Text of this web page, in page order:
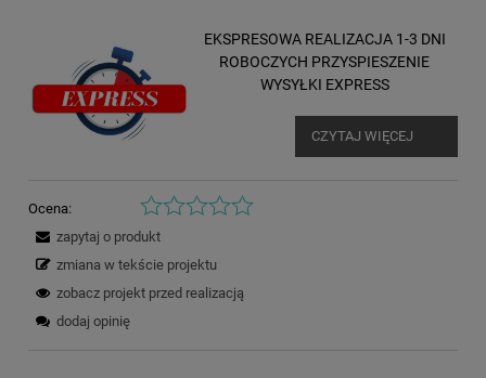
EKSPRESOWA REALIZACJA 1-3 DNI
ROBOCZYCH PRZYSPIESZENIE
WYSYŁKI EXPRESS
CZYTAJ WIĘCEJ
Ocena:
zapytaj o produkt
zmiana w tekście projektu
zobacz projekt przed realizacją
dodaj opinię